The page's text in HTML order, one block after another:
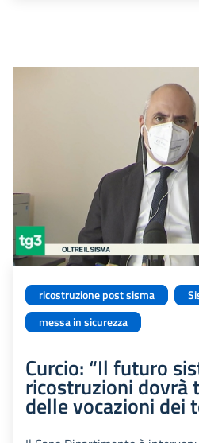
ricostruzione post sisma
messa in sicurezza
Curcio: “Il futuro
ricostruzioni dovrà
delle vocazioni dei